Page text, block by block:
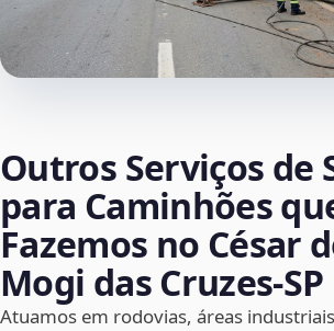
Outros Serviços de
para Caminhões
Fazemos no César
Mogi das Cruzes‑SP
Atuamos em rodovias, áreas